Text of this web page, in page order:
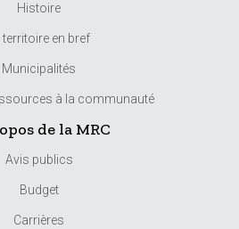
Histoire
territoire en bref
Municipalités
à la communauté
de la MRC
Avis publics
Budget
Carrières